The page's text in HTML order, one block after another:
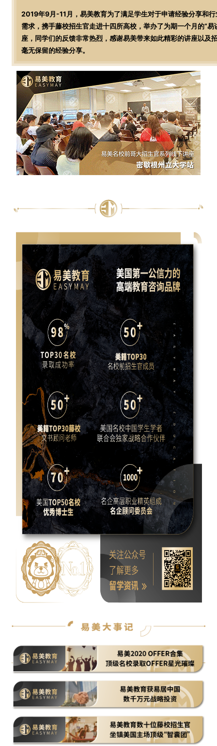
2019年9月-11月，易美教育为了满足学生对于申请经验分享和
需求，携手藤校招生官走进十四所高校，举办了为期一个月的“易
座，同学们的反馈非常热烈，感谢易美带来如此精彩的讲座以及
毫无保留的经验分享。